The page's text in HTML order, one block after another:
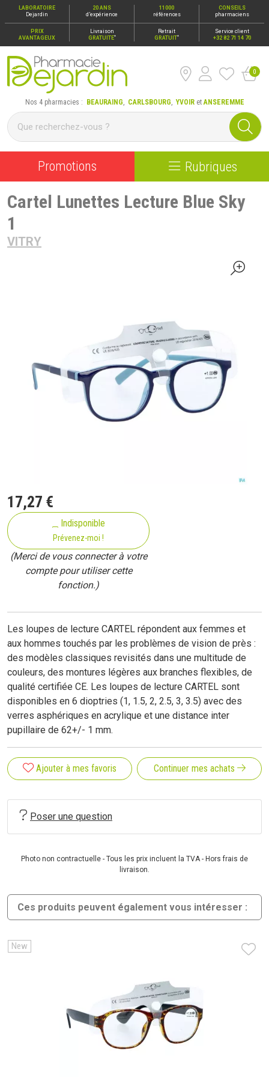
LABORATOIRE
Dejardin
20 ANS
d’expérience
11000
références
CONSEILS
pharmaciens
PRIX
AVANTAGEUX
Livraison
GRATUITE*
Retrait
GRATUIT*
Service client
+32 82 71 14 70
Pharmacie Dejardin Nos 4 pharmacies : Beauraing,
0
Nos 4 pharmacies : BEAURAING, CARLSBOURG,YVOIRetANSEREMME
Promotions Rubriques
Cartel Lunettes Lecture Blue Sky
1
VITRY
17,27 €
Indisponible
Prévenez-moi !
(Merci de vous connecter à votre
compte pour utiliser cette
fonction.)
Les loupes de lecture CARTEL répondent aux femmes et
aux hommes touchés par les problèmes de vision de près :
des modèles classiques revisités dans une multitude de
couleurs, des montures légères aux branches flexibles, de
qualité certifiée CE. Les loupes de lecture CARTEL sont
disponibles en 6 dioptries (1, 1.5, 2, 2.5, 3, 3.5) avec des
verres asphériques en acrylique et une distance inter
pupillaire de 62+/- 1 mm.
Ajouter à mes favoris Continuer mes achats
Poser une question
Photo non contractuelle - Tous les prix incluent la TVA - Hors frais de
livraison.
Ces produits peuvent également vous intéresser :
New